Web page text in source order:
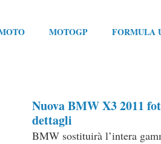
MOTOGP FORMULA
Nuova BMW X3 2011
dettagli
BMW sostituirà l’intera